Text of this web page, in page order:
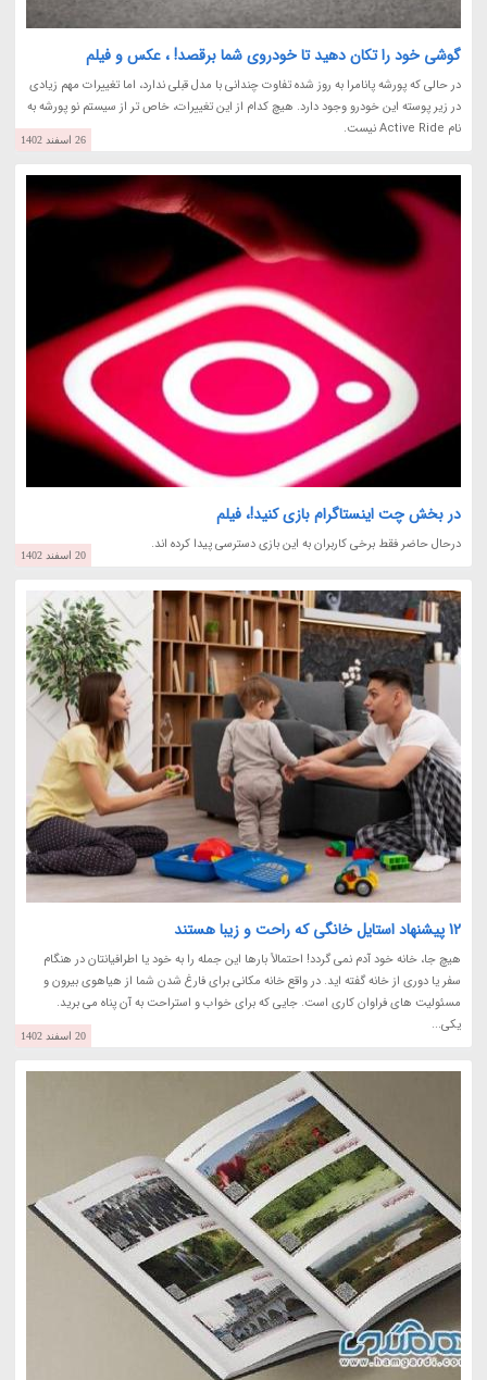
گوشی خود را تکان دهید تا خودروی شما برقصد! ، عکس و فیلم
در حالی که پورشه پانامرا به روز شده تفاوت چندانی با مدل قبلی ندارد، اما تغییرات مهم زیادی
در زیر پوسته این خودرو وجود دارد. هیچ کدام از این تغییرات، خاص تر از سیستم نو پورشه به
نام Active Ride نیست.
26 اسفند 1402
در بخش چت اینستاگرام بازی کنید!، فیلم
درحال حاضر فقط برخی کاربران به این بازی دسترسی پیدا کرده اند.
20 اسفند 1402
12 پیشنهاد استایل خانگی که راحت و زیبا هستند
هیچ جا، خانه خود آدم نمی گردد! احتمالاً بارها این جمله را به خود یا اطرافیانتان در هنگام
سفر یا دوری از خانه گفته اید. در واقع خانه مکانی برای فارغ شدن شما از هیاهوی بیرون و
مسئولیت های فراوان کاری است. جایی که برای خواب و استراحت به آن پناه می برید.
یکی...
20 اسفند 1402